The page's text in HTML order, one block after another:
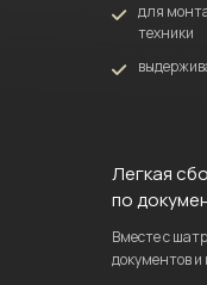
для
техники
Легкая
по
Вместе с
документов